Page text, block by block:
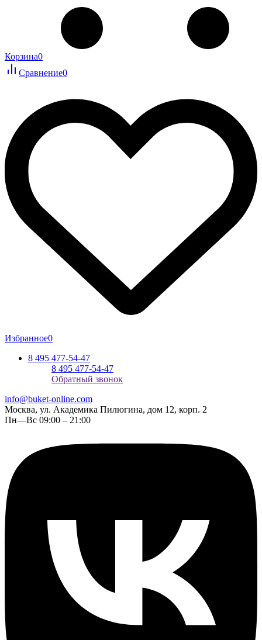
Корзина0
Сравнение0
Избранное0
8 495 477-54-47
8 495 477-54-47
Обратный звонок
info@buket-online.com
Москва, ул. Академика Пилюгина, дом 12, корп. 2
Пн—Вс 09:00 – 21:00